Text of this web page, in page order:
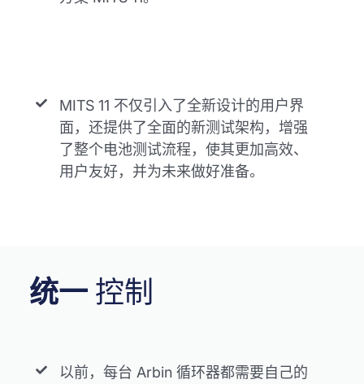
MITS 11 不仅引入了全新设计的用户界
面，还提供了全面的新测试架构，增强
了整个电池测试流程，使其更加高效、
用户友好，并为未来做好准备。
统一 控制
以前，每台 Arbin 循环器都需要自己的